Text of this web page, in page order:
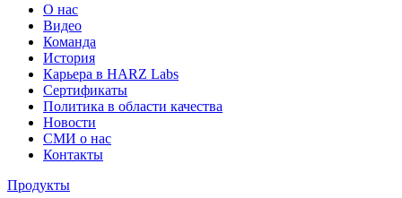
О нас
Видео
Команда
История
Карьера в HARZ Labs
Сертификаты
Политика в области качества
Новости
СМИ о нас
Контакты
Продукты